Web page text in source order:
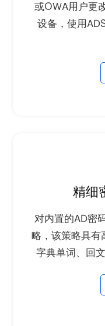
或OWA用户更
设备，使用
精细
对内置的AD密
略，该策略具有
字典单词、回